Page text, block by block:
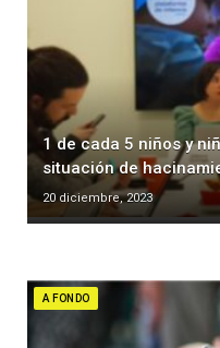
1 de cada 5 niños y
situación de
20 diciembre, 2023
A FONDO